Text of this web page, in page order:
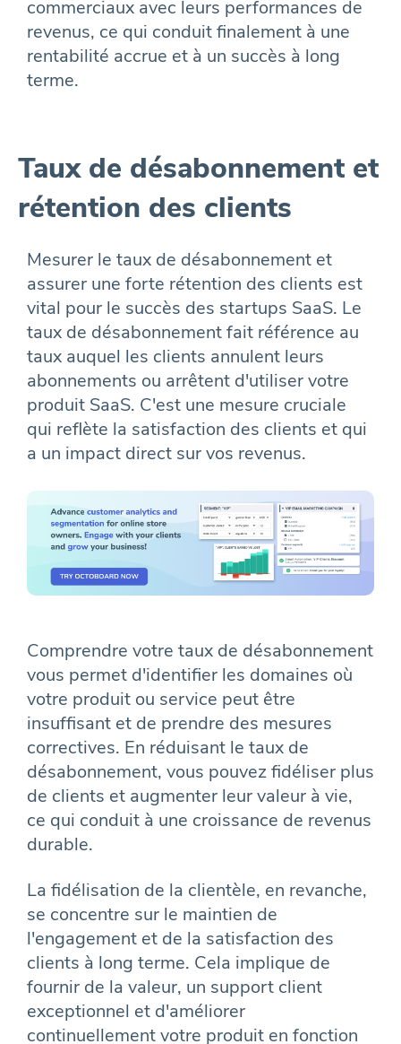
commerciaux avec leurs performances de
revenus, ce qui conduit finalement à une
rentabilité accrue et à un succès à long
terme.
Taux de désabonnement et
rétention des clients
Mesurer le taux de désabonnement et
assurer une forte rétention des clients est
vital pour le succès des startups SaaS. Le
taux de désabonnement fait référence au
taux auquel les clients annulent leurs
abonnements ou arrêtent d'utiliser votre
produit SaaS. C'est une mesure cruciale
qui reflète la satisfaction des clients et qui
a un impact direct sur vos revenus.
Comprendre votre taux de désabonnement
vous permet d'identifier les domaines où
votre produit ou service peut être
insuffisant et de prendre des mesures
correctives. En réduisant le taux de
désabonnement, vous pouvez fidéliser plus
de clients et augmenter leur valeur à vie,
ce qui conduit à une croissance de revenus
durable.
La fidélisation de la clientèle, en revanche,
se concentre sur le maintien de
l'engagement et de la satisfaction des
clients à long terme. Cela implique de
fournir de la valeur, un support client
exceptionnel et d'améliorer
continuellement votre produit en fonction